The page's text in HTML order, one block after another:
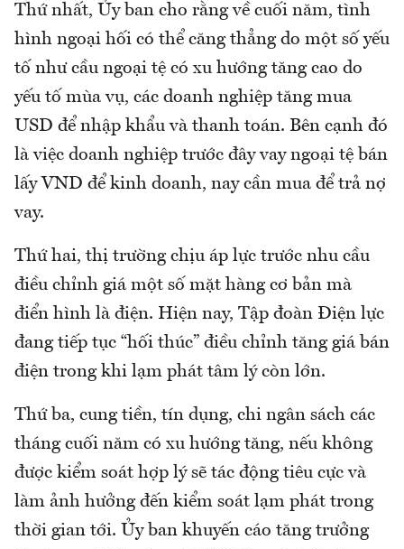
Thứ nhất, Ủy ban cho rằng về cuối năm, tình
hình ngoại hối có thể căng thẳng do một số yếu
tố như cầu ngoại tệ có xu hướng tăng cao do
yếu tố mùa vụ, các doanh nghiệp tăng mua
USD để nhập khẩu và thanh toán. Bên cạnh đó
là việc doanh nghiệp trước đây vay ngoại tệ bán
lấy VND để kinh doanh, nay cần mua để trả nợ
vay.
Thứ hai, thị trường chịu áp lực trước nhu cầu
điều chỉnh giá một số mặt hàng cơ bản mà
điển hình là điện. Hiện nay, Tập đoàn Điện lực
đang tiếp tục “hối thúc” điều chỉnh tăng giá bán
điện trong khi lạm phát tâm lý còn lớn.
Thứ ba, cung tiền, tín dụng, chi ngân sách các
tháng cuối năm có xu hướng tăng, nếu không
được kiểm soát hợp lý sẽ tác động tiêu cực và
làm ảnh hưởng đến kiểm soát lạm phát trong
thời gian tới. Ủy ban khuyến cáo tăng trưởng